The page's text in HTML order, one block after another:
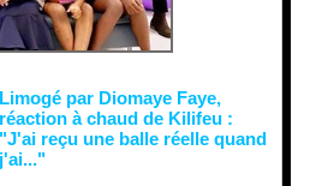
Limogé par Diomaye Faye,
réaction à chaud de Kilifeu :
"J'ai reçu une balle réelle quand
j'ai..."